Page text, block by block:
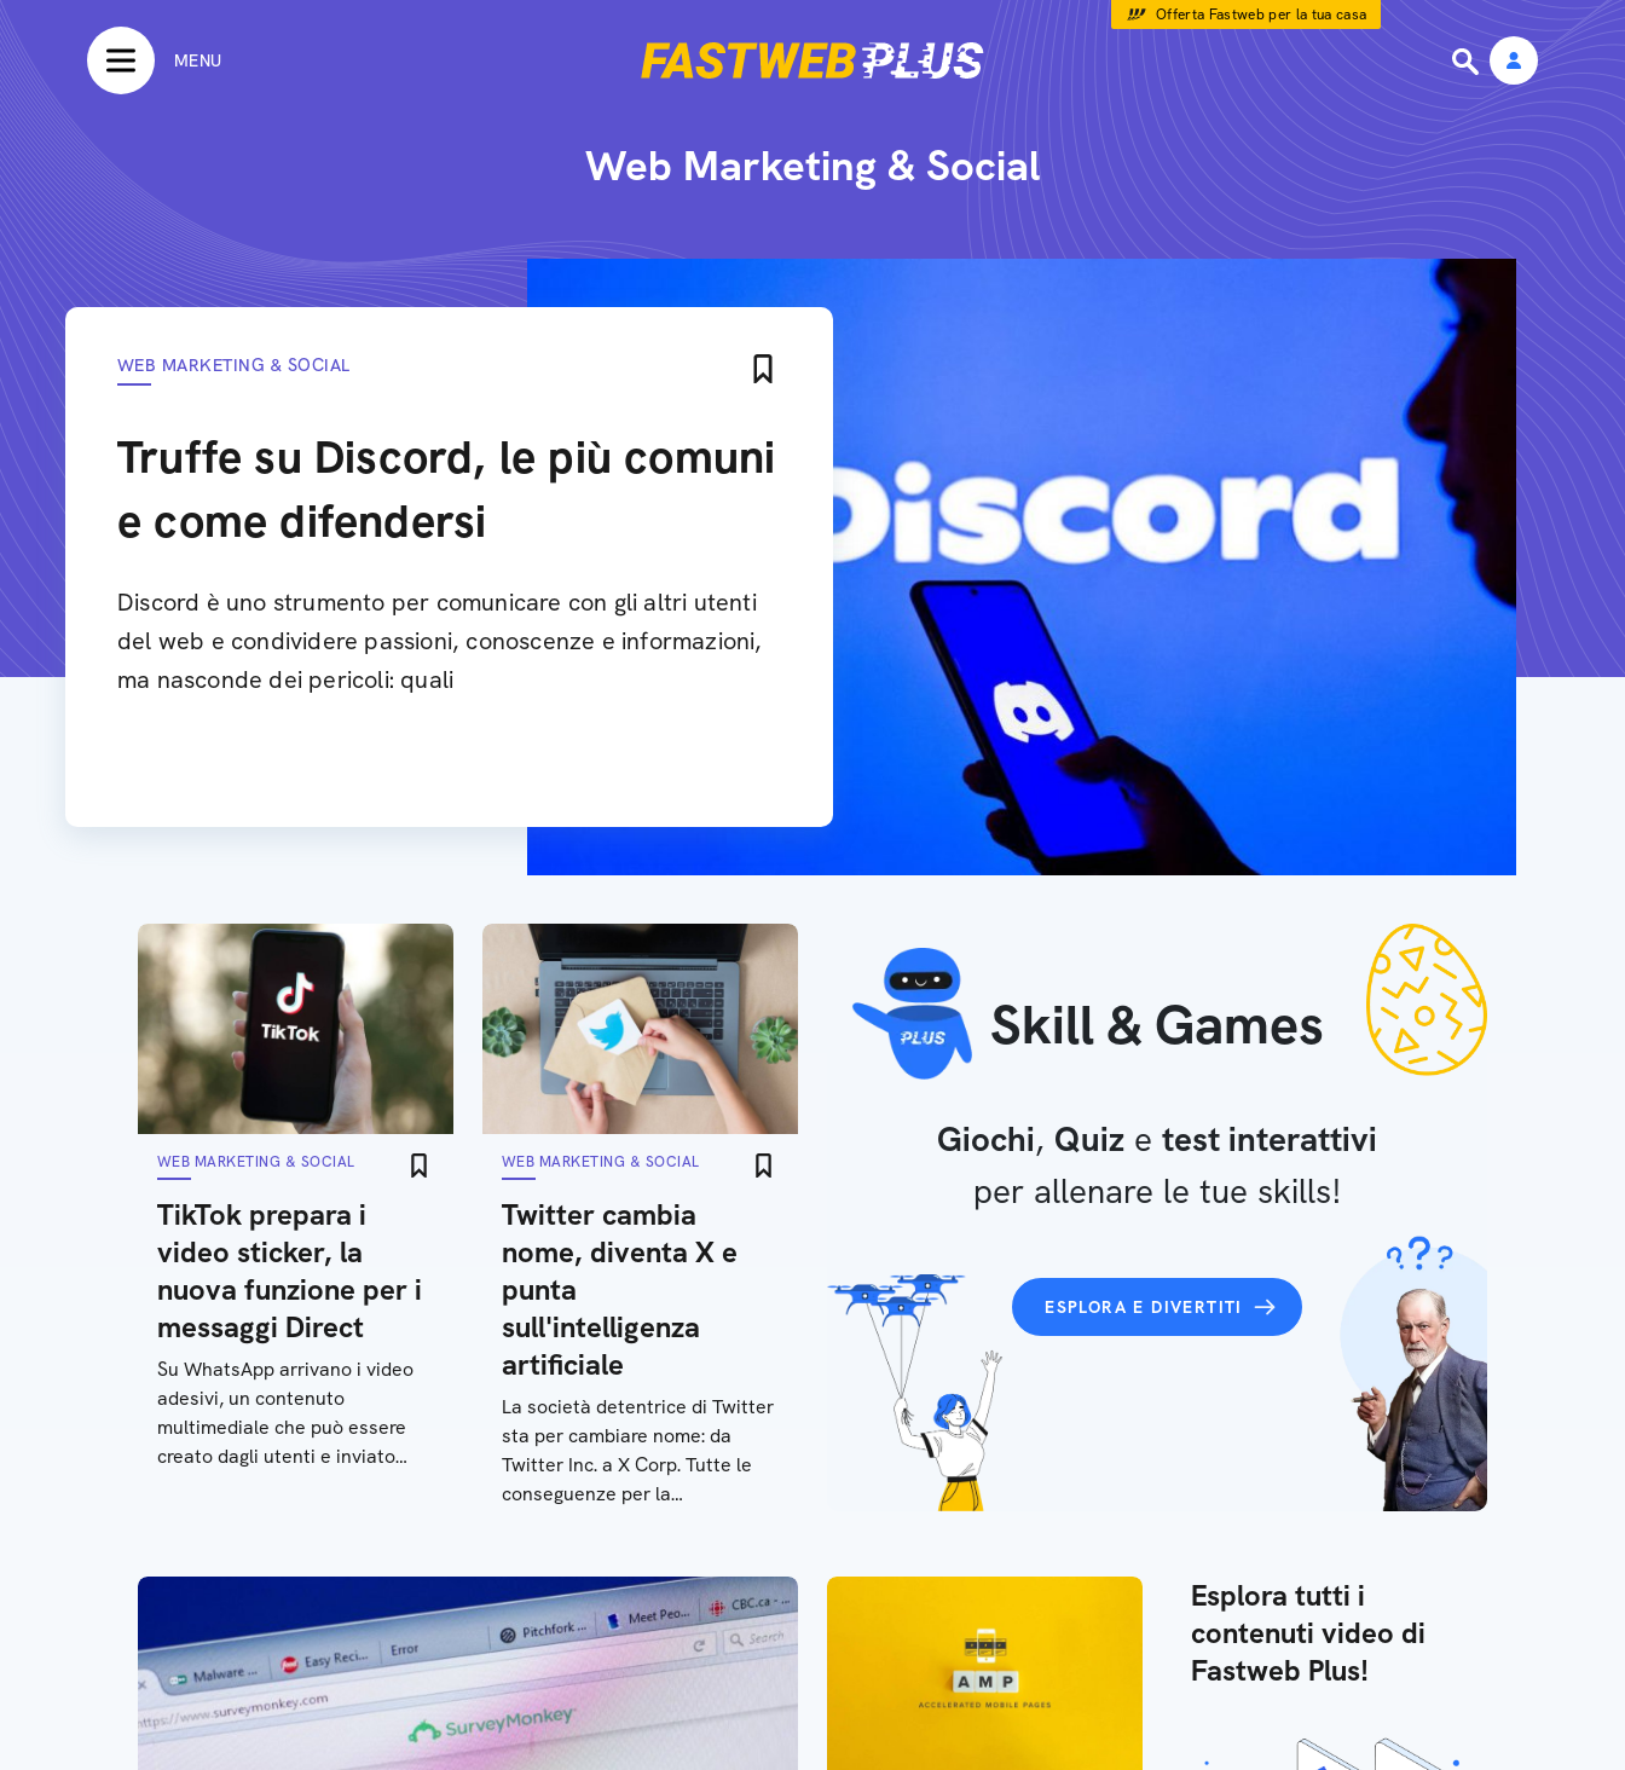
Offerta Fastweb per la tua casa
MENU
Web Marketing & Social
WEB MARKETING & SOCIAL
Truffe su Discord, le più comuni
e come difendersi
Discord è uno strumento per comunicare con gli altri utenti
del web e condividere passioni, conoscenze e informazioni,
ma nasconde dei pericoli: quali
WEB MARKETING & SOCIAL
TikTok prepara i
video sticker, la
nuova funzione per i
messaggi Direct
Su WhatsApp arrivano i video
adesivi, un contenuto
multimediale che può essere
creato dagli utenti e inviato
WEB MARKETING & SOCIAL
Twitter cambia
nome, diventa X e
punta
sull'intelligenza
artificiale
La società detentrice di Twitter
sta per cambiare nome: da
Twitter Inc. a X Corp. Tutte le
conseguenze per la
Skill & Games
Giochi, Quiz e test interattivi
per allenare le tue skills!
ESPLORA E DIVERTITI
Esplora tutti i
contenuti video di
Fastweb Plus!